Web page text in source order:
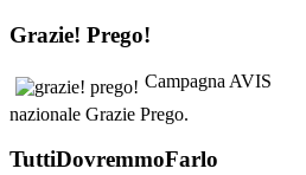
Grazie! Prego!
Campagna AVIS
nazionale Grazie Prego.
TuttiDovremmoFarlo